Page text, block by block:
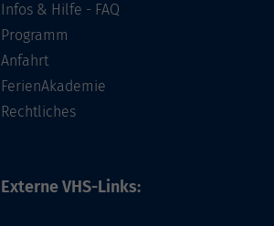
Infos & Hilfe - FAQ
Programm
Anfahrt
FerienAkademie
Rechtliches
Externe VHS-Links: